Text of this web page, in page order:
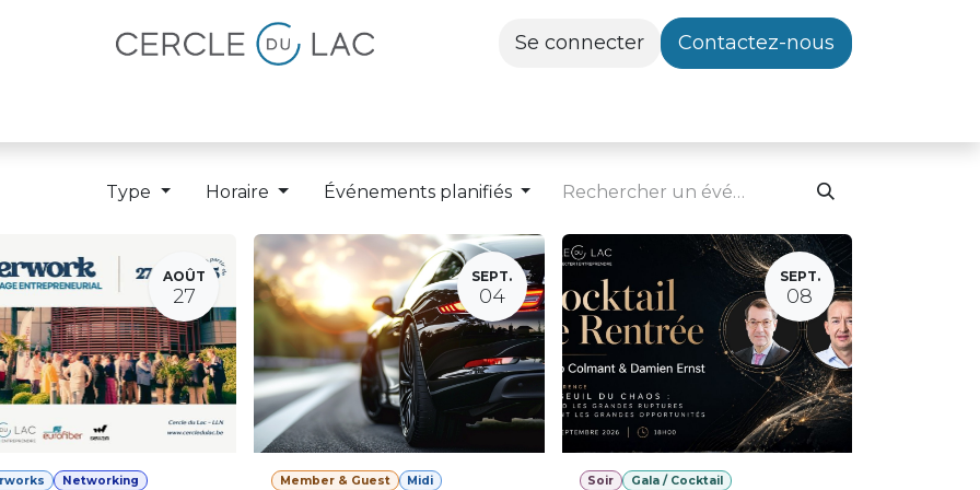
Se connecter Contactez-nous
Type Horaire Événements planifiés
AOÛT
27
Networking
SEPT.
04
Member & Guest
Midi
SEPT.
08
Soir Gala / Cocktail